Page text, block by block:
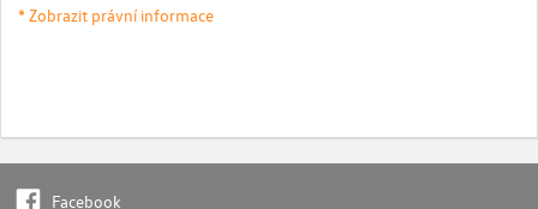
* Zobrazit právní informace
Facebook